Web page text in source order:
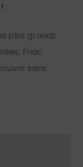
plus grands
Fnac
sans